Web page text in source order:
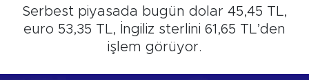
Serbest piyasada bugün dolar 45,45 TL,
euro 53,35 TL, İngiliz sterlini 61,65 TL’den
işlem görüyor.